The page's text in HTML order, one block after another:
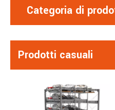
Categoria di
Prodotti casuali